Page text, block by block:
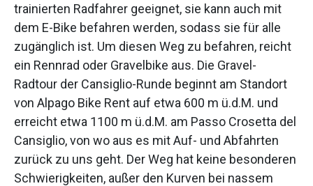
trainierten Radfahrer geeignet, sie kann auch mit
dem E-Bike befahren werden, sodass sie für alle
zugänglich ist. Um diesen Weg zu befahren, reicht
ein Rennrad oder Gravelbike aus. Die Gravel-
Radtour der Cansiglio-Runde beginnt am Standort
von Alpago Bike Rent auf etwa 600 m ü.d.M. und
erreicht etwa 1100 m ü.d.M. am Passo Crosetta del
Cansiglio, von wo aus es mit Auf- und Abfahrten
zurück zu uns geht. Der Weg hat keine besonderen
Schwierigkeiten, außer den Kurven bei nassem